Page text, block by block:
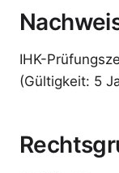
IHK-
(Gültigkeit: 5